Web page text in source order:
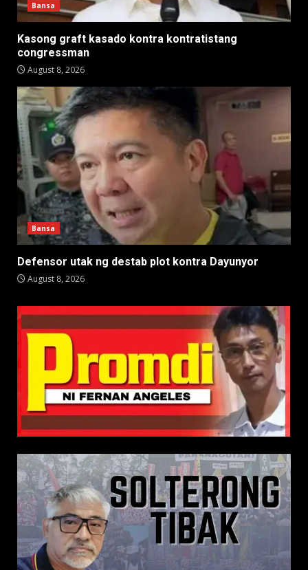
Bansa
Kasong graft kasado kontra kontratistang
congressman
August 8, 2026
Bansa
Defensor utak ng destab plot kontra Dayunyor
August 8, 2026